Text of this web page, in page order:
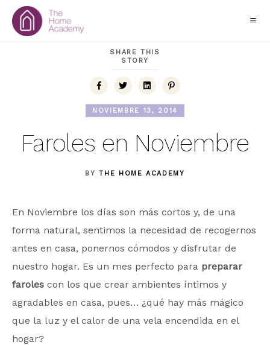
SHARE THIS
STORY
NOVIEMBRE 13, 2014
Faroles en Noviembre
BYTHE HOME ACADEMY
En Noviembre los días son más cortos y, de una
forma natural, sentimos la necesidad de recogernos
antes en casa, ponernos cómodos y disfrutar de
nuestro hogar. Es un mes perfecto para preparar
faroles con los que crear ambientes íntimos y
agradables en casa, pues… ¿qué hay más mágico
que la luz y el calor de una vela encendida en el
hogar?